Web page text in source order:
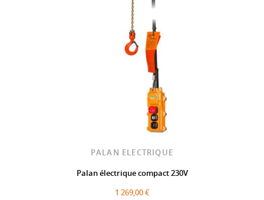
PALAN ELECTRIQUE
Palan électrique compact 230V
1 269,00 €